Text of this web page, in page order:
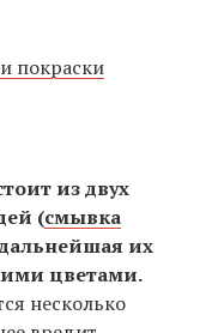
покраски
из двух
(смывка
их
цветами.
несколько